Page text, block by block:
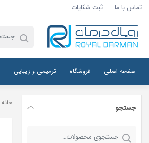
تماس با ما ثبت شکایات
صفحه اصلی فروشگاه ترمیمی و زیبایی
جستجو
جستجو
خانه